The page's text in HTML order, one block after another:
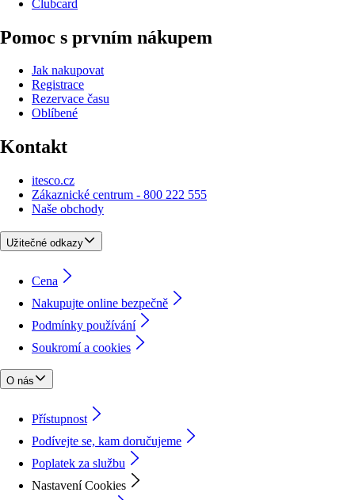
Clubcard
Pomoc s prvním nákupem
Jak nakupovat
Registrace
Rezervace času
Oblíbené
Kontakt
itesco.cz
Zákaznické centrum - 800 222 555
Naše obchody
Užitečné odkazy
Cena
Nakupujte online bezpečně
Podmínky používání
Soukromí a cookies
O nás
Přístupnost
Podívejte se, kam doručujeme
Poplatek za službu
Nastavení Cookies